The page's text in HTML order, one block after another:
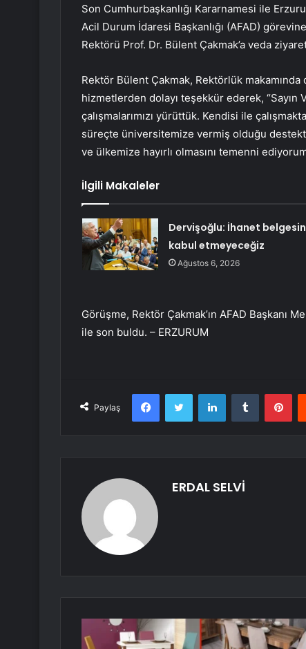
Son Cumhurbaşkanlığı Kararnamesi ile
Acil Durum İdaresi Başkanlığı (AFAD)
Rektörü Prof. Dr. Bülent Çakmak’a veda
Rektör Bülent Çakmak, Rektörlük makamında
hizmetlerden dolayı teşekkür ederek,
çalışmalarımızı yürüttük. Kendisi ile
süreçte üniversitemize vermiş olduğu
ve ülkemize hayırlı olmasını temenni
İlgili Makaleler
Dervişoğlu: İhanet
kabul etmeyeceğiz
Ağustos 6, 2026
Görüşme, Rektör Çakmak’ın AFAD Başkanı
ile son buldu. – ERZURUM
Paylaş
FacebookTwitter LinkedInTumblr
ERDAL SELVİ